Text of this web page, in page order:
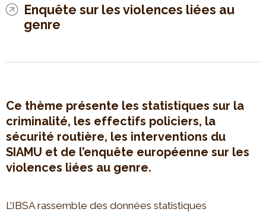
Enquête sur les violences liées au
genre
Ce thème présente les statistiques sur la
criminalité, les effectifs policiers, la
sécurité routière, les interventions du
SIAMU et de l’enquête européenne sur les
violences liées au genre.
L’IBSA rassemble des données statistiques